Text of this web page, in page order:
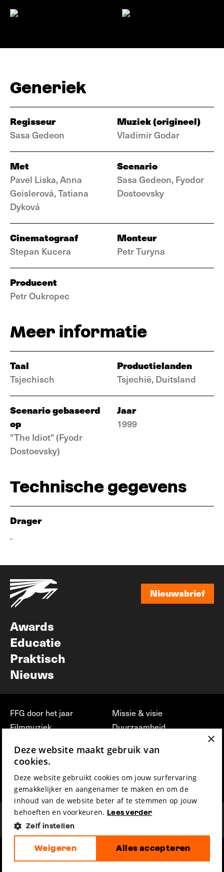
Generiek
Regisseur
Sasa Gedeon
Muziek (origineel)
Vladimir Godar
Met
Pavel Liska, Anna
Geislerová, Tatiana
Dyková
Scenario
Sasa Gedeon, Fyodor
Dostoevsky
Cinematograaf
Stepan Kucera
Monteur
Petr Turyna
Producent
Petr Oukropec
Meer informatie
Taal
Tsjechisch
Productielanden
Tsjechië, Duitsland
Scenario gebaseerd
op
"The Idiot" (Fyodr
Dostoevsky)
Jaar
1999
Technische gegevens
Drager
-
Nieuwsbrief
Awards
Educatie
Praktisch
Nieuws
FFG door het jaar
Filmmuziek
Press & Industry
Film Fest Friends
Missie & visie
Duurzaamheid
vrijwilligerswerk bij FFG
Privacy & Disclaimer
×
Deze website maakt gebruik van
cookies.
Deze website gebruikt cookies om jouw surfervaring
gemakkelijker en aangenamer te maken en om de
inhoud van de website beter af te stemmen op jouw
behoeften en voorkeuren. Lees verder
Zelf instellen
Alles accepteren
Weigeren